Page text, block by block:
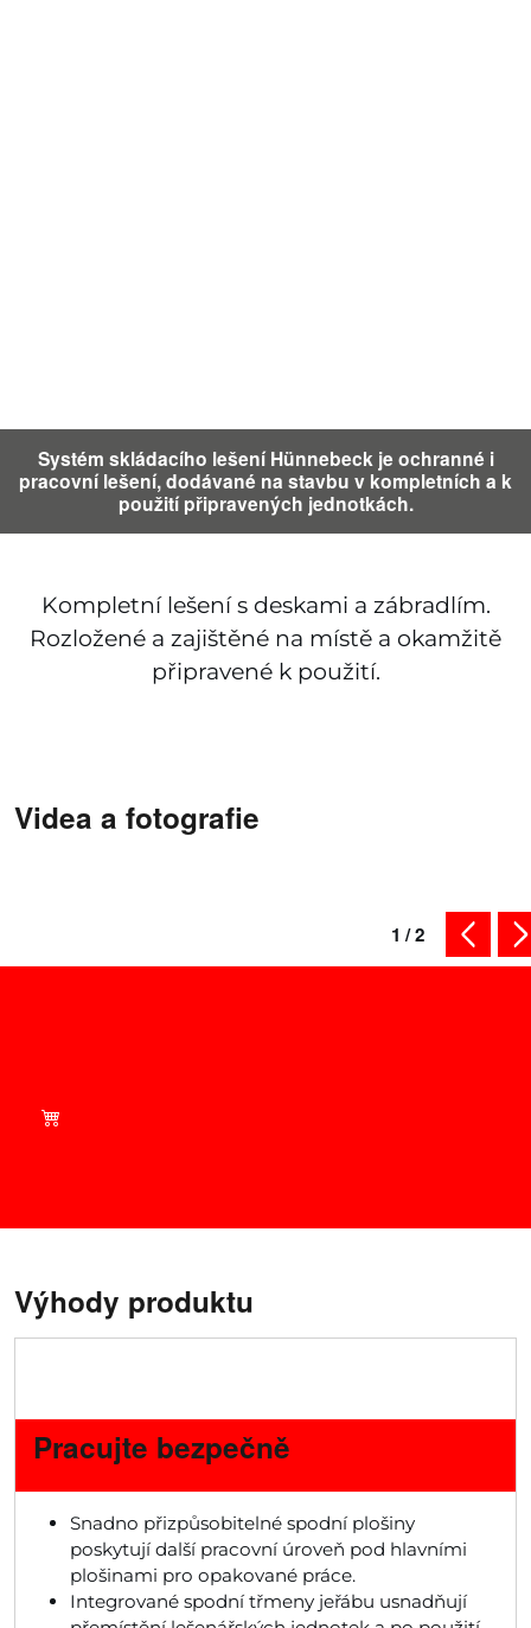
Systém skládacího lešení Hünnebeck je ochranné i
pracovní lešení, dodávané na stavbu v kompletních a k
použití připravených jednotkách.
Kompletní lešení s deskami a zábradlím.
Rozložené a zajištěné na místě a okamžitě
připravené k použití.
Videa a fotografie
1 /2
Výhody produktu
Pracujte bezpečně
Snadno přizpůsobitelné spodní plošiny
poskytují další pracovní úroveň pod hlavními
plošinami pro opakované práce.
Integrované spodní třmeny jeřábu usnadňují